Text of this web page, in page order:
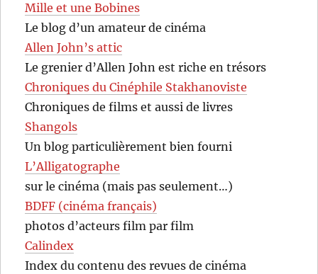
Mille et une Bobines
Le blog d’un amateur de cinéma
Allen John’s attic
Le grenier d’Allen John est riche en trésors
Chroniques du Cinéphile Stakhanoviste
Chroniques de films et aussi de livres
Shangols
Un blog particulièrement bien fourni
L’Alligatographe
sur le cinéma (mais pas seulement…)
BDFF (cinéma français)
photos d’acteurs film par film
Calindex
Index du contenu des revues de cinéma